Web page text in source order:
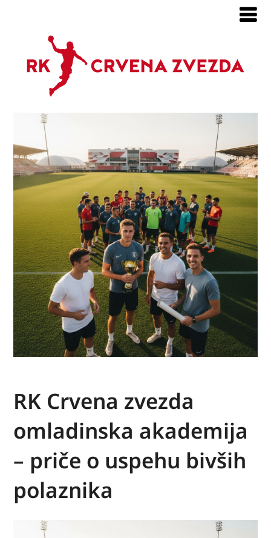
RK Crvena zvezda
omladinska akademija
– priče o uspehu bivših
polaznika